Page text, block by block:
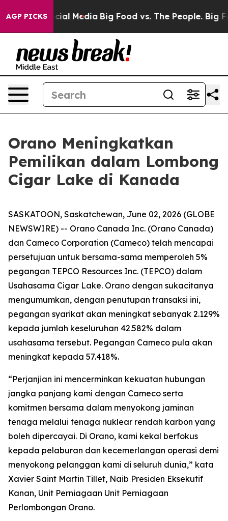
AGP PICKS
on Social Media Big Food vs. The People. Big
Orano Meningkatkan
Pemilikan dalam Lombong
Cigar Lake di Kanada
SASKATOON, Saskatchewan, June 02, 2026 (GLOBE
NEWSWIRE) -- Orano Canada Inc. (Orano Canada)
dan Cameco Corporation (Cameco) telah mencapai
persetujuan untuk bersama-sama memperoleh 5%
pegangan TEPCO Resources Inc. (TEPCO) dalam
Usahasama Cigar Lake. Orano dengan sukacitanya
mengumumkan, dengan penutupan transaksi ini,
pegangan syarikat akan meningkat sebanyak 2.129%
kepada jumlah keseluruhan 42.582% dalam
usahasama tersebut. Pegangan Cameco pula akan
meningkat kepada 57.418%.
“Perjanjian ini mencerminkan kekuatan hubungan
jangka panjang kami dengan Cameco serta
komitmen bersama dalam menyokong jaminan
tenaga melalui tenaga nuklear rendah karbon yang
boleh dipercayai. Di Orano, kami kekal berfokus
kepada pelaburan dan kecemerlangan operasi demi
menyokong pelanggan kami di seluruh dunia,” kata
Xavier Saint Martin Tillet, Naib Presiden Eksekutif
Kanan, Unit Perniagaan Unit Perniagaan
Perlombongan Orano.